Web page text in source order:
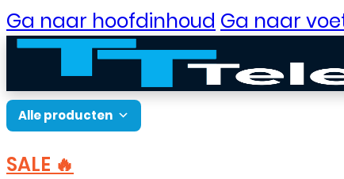
Ga naar hoofdinhoud Ga naar
Alle producten
SALE 🔥